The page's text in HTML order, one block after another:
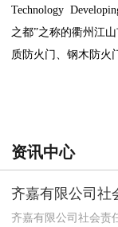
Technology
之都”之称的衢州江
质防火门、钢木防火
资讯中心
齐嘉有限公司社
齐嘉有限公司社会责